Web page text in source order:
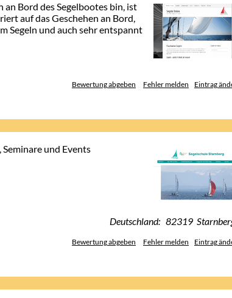
an Bord des Segelbootes bin, ist
auf das Geschehen an Bord,
Segeln und auch sehr entspannt
Bewertung abgeben Fehler melden Eintrag
und Events
Deutschland: 82319
Bewertung abgeben Fehler melden Eintrag